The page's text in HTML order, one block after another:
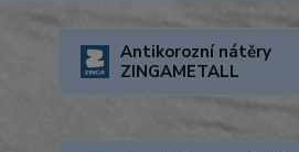
Antikorozní nátěry
ZINGAMETALL